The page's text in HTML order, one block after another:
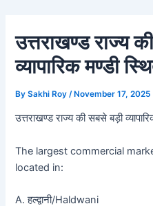
content
उत्तराखण्ड राज्य
व्यापारिक मण्डी
BySakhi Roy /November 17, 2025
उत्तराखण्ड राज्य की सबसे बड़ी
The largest commercial
located in:
A. हल्द्वानी/Haldwani